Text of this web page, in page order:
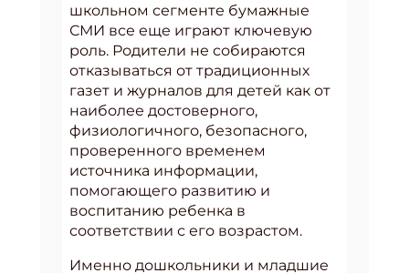
школьном сегменте бумажные
СМИ все еще играют ключевую
роль. Родители не собираются
отказываться от традиционных
газет и журналов для детей как от
наиболее достоверного,
физиологичного, безопасного,
проверенного временем
источника информации,
помогающего развитию и
воспитанию ребенка в
соответствии с его возрастом.
Именно дошкольники и младшие